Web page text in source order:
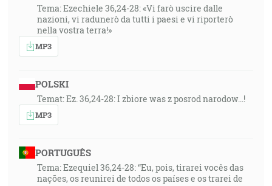
Tema: Ezechiele 36,24-28: «Vi farò uscire dalle
nazioni, vi radunerò da tutti i paesi e vi riporterò
nella vostra terra!»
MP3
POLSKI
Temat: Ez. 36,24-28: I zbiore was z posrod narodow...!
MP3
PORTUGUÊS
Tema: Ezequiel 36,24-28: “Eu, pois, tirarei vocês das
nações, os reunirei de todos os países e os trarei de